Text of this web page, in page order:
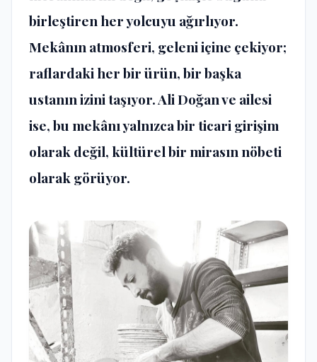
birleştiren her yolcuyu ağırlıyor.
Mekânın atmosferi, geleni içine çekiyor;
raflardaki her bir ürün, bir başka
ustanın izini taşıyor. Ali Doğan ve ailesi
ise, bu mekânı yalnızca bir ticari girişim
olarak değil, kültürel bir mirasın nöbeti
olarak görüyor.